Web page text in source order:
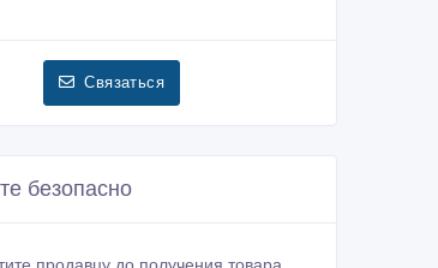
Связаться
безопасно